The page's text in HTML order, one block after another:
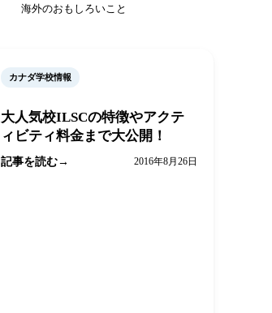
海外のおもしろいこと
カナダ学校情報
大人気校ILSCの特徴やアクテ
ィビティ料金まで大公開！
記事を読む 2016年8月26日